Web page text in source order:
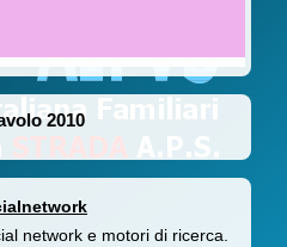
2010
network e motori di ricerca.